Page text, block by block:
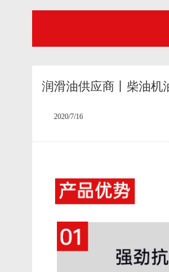
润滑油供应商丨柴油机
2020/7/16